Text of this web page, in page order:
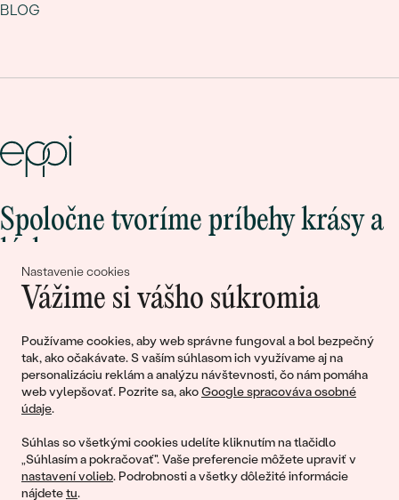
Nastavenie cookies
Vážime si vášho súkromia
Používame cookies, aby web správne fungoval a bol bezpečný
tak, ako očakávate. S vaším súhlasom ich využívame aj na
personalizáciu reklám a analýzu návštevnosti, čo nám pomáha
web vylepšovať. Pozrite sa, akoGoogle spracováva osobné
údaje.
Súhlas so všetkými cookies udelíte kliknutím na tlačidlo
„Súhlasím a pokračovať". Vaše preferencie môžete upraviť v
nastavení volieb. Podrobnosti a všetky dôležité informácie
nájdetetu.
BLOG
Spoločne tvoríme príbehy krásy a
Pripojte sa k nám!
© 2011 - 2026, Eppi.sk